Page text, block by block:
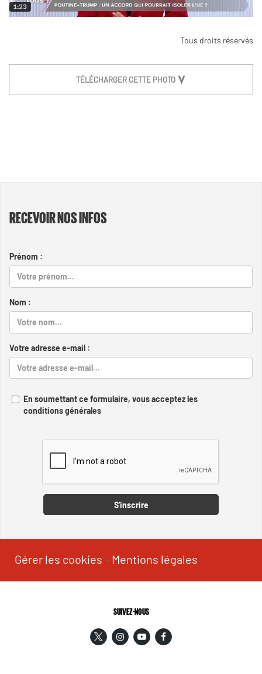
Tous droits réservés
TÉLÉCHARGER CETTE PHOTO
RECEVOIR NOS INFOS
Prénom :
Nom :
Votre adresse e-mail :
En soumettant ce formulaire, vous acceptez les
conditions générales
S'inscrire
Gérer les cookies - Mentions légales
SUIVEZ-NOUS